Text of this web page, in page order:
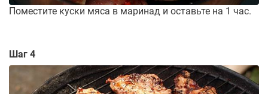
Поместите куски мяса в маринад и оставьте на 1 час.
Шаг 4